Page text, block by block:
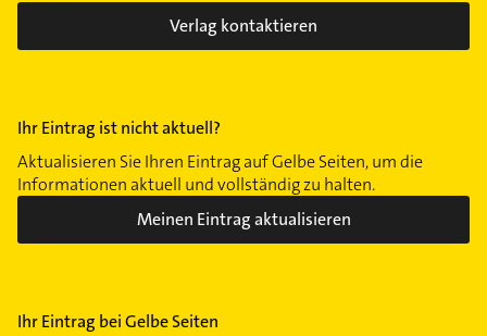
Verlag kontaktieren
Ihr Eintrag ist nicht aktuell?
Aktualisieren Sie Ihren Eintrag auf Gelbe Seiten, um die
Informationen aktuell und vollständig zu halten.
Meinen Eintrag aktualisieren
Ihr Eintrag bei Gelbe Seiten